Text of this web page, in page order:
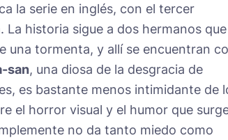
la serie en inglés, con el tercer
historia sigue a dos hermanos
una tormenta, y allí se encuentran
san, una diosa de la desgracia de
es bastante menos intimidante de
el horror visual y el humor que
no da tanto miedo como